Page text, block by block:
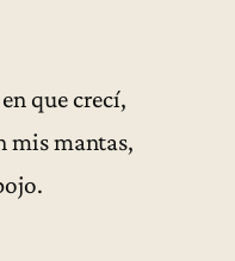
que crecí,
mis mantas,